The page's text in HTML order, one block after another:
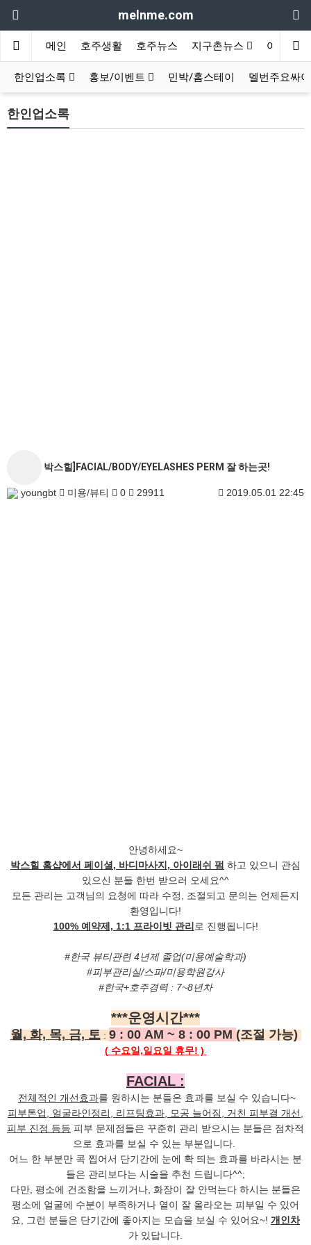
melnme.com
메인 호주생활 호주뉴스 지구촌뉴스 여행/카
한인업소록 홍보/이벤트 민박/홈스테이 멜번주요싸
한인업소록
박스힐]FACIAL/BODY/EYELASHES PERM 잘 하는곳!
youngbt 미용/뷰티 0 29911 2019.05.01 22:45
안녕하세요~
박스힐 홈샵에서 페이셜, 바디마사지, 아이래쉬 펌 하고 있으니 관심
있으신 분들 한번 받으러 오세요^^
모든 관리는 고객님의 요청에 따라 수정, 조절되고 문의는 언제든지
환영입니다!
100% 예약제, 1:1 프라이빗 관리 로 진행됩니다!
#한국 뷰티관련 4년제 졸업(미용예술학과)
#피부관리실/스파/미용학원강사
#한국+호주경력 : 7~8년차
***운영시간***
월, 화, 목, 금, 토 : 9 : 00 AM ~ 8 : 00 PM (조절 가능)
( 수요일,일요일 휴무! )
FACIAL :
전체적인 개선효과를 원하시는 분들은 효과를 보실 수 있습니다~
피부톤업, 얼굴라인정리, 리프팅효과, 모공 늘어짐, 거친 피부결 개선,
피부 진정 등등 피부 문제점들은 꾸준히 관리 받으시는 분들은 점차적
으로 효과를 보실 수 있는 부분입니다.
어느 한 부분만 콕 찝어서 단기간에 눈에 확 띄는 효과를 바라시는 분
들은 관리보다는 시술을 추천 드립니다^^;
다만, 평소에 건조함을 느끼거나, 화장이 잘 안먹는다 하시는 분들은
평소에 얼굴에 수분이 부족하거나 열이 잘 올라오는 피부일 수 있어
요,
그런 분들은 단기간에 좋아지는 모습을 보실 수 있어요~! 개인차
가 있답니다.